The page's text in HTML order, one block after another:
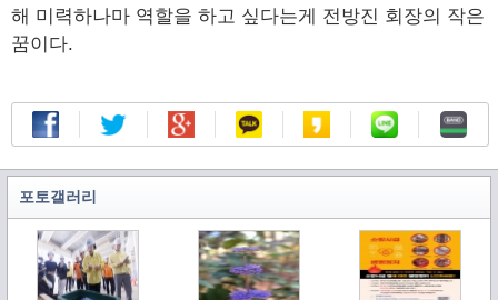
해 미력하나마 역할을 하고 싶다는게 전방진 회장의 작은
꿈이다.
포토갤러리